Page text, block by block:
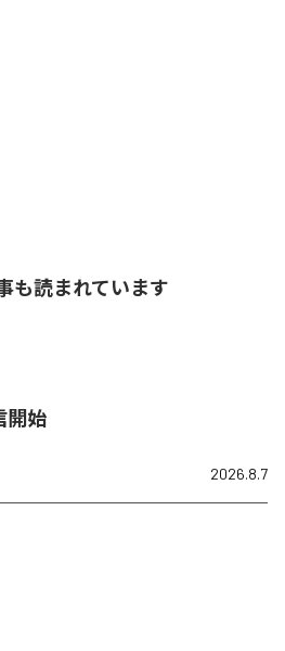
も読まれています
開始
2026.8.7